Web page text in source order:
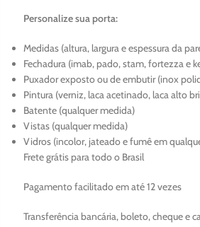
Personalize sua porta:
Medidas (altura, largura e espessura da
Fechadura (imab, pado, stam, fortezza e
Puxador exposto ou de embutir (inox
Pintura (verniz, laca acetinado, laca alto
Batente (qualquer medida)
Vistas (qualquer medida)
Vidros (incolor, jateado e fumê em
Frete grátis para todo o Brasil
Pagamento facilitado em até 12 vezes
Transferência bancária, boleto, cheque e